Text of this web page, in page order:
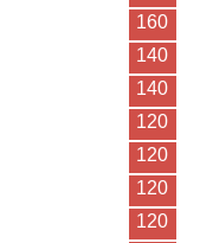
160
140
140
120
120
120
120